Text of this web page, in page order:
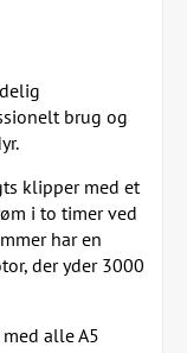
brug og
klipper med et
i to timer ved
har en
der yder 3000
alle A5